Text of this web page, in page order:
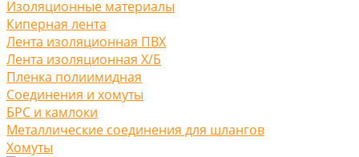
Изоляционные материалы
Киперная лента
Лента изоляционная ПВХ
Лента изоляционная Х/Б
Пленка полиимидная
Соединения и хомуты
БРС и камлоки
Металлические соединения для шлангов
Хомуты